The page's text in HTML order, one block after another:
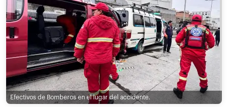
Efectivos de Bomberos en el lugar del accidente.